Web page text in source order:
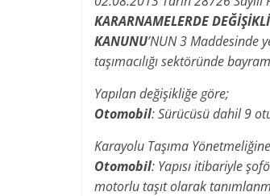
KARARNAMELERDE
KANUNU’NUN 3 Maddesinde
taşımacılığı sektöründe
Yapılan değişikliğegöre;
Otomobil: Sürücüsü dahil 9
Karayolu Taşıma
Otomobil: Yapısı itibariyle
motorlu taşıt olarak